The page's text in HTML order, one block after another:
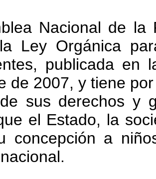
Nacional de la
Ley Orgánica
publicada
de 2007, y tiene
sus derechos y
el Estado, la
concepción a